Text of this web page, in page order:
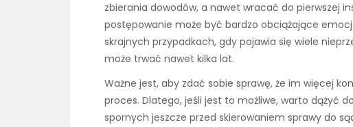
zbierania dowodów, a nawet wracać do pierwszej
postępowanie może być bardzo obciążające
skrajnych przypadkach, gdy pojawia się wiele
może trwać nawet kilka lat.
Ważne jest, aby zdać sobie sprawę, że im więcej
proces. Dlatego, jeśli jest to możliwe, warto dążyć
spornych jeszcze przed skierowaniem sprawy do